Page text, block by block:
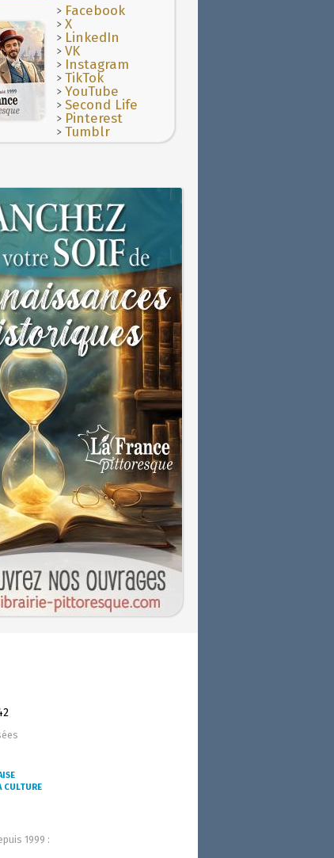
> Facebook
>X
> LinkedIn
>VK
> Instagram
>TikTok
>YouTube
>Second Life
> Pinterest
>Tumblr
CULTURE
1999 :